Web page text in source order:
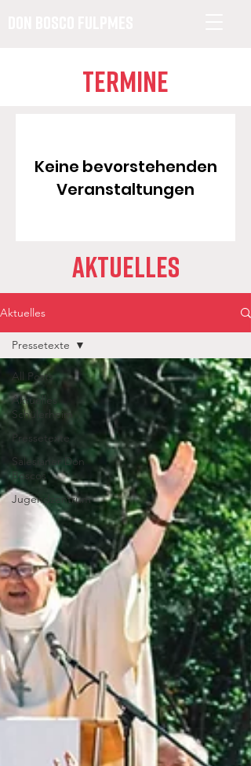
Termine
Keine bevorstehenden
Veranstaltungen
Aktuelles
Aktuelles
All Posts
Aktuelles
Schülerheim
Pressetexte
Salesianer Don
Boscos
Jugendzentrum
Pressetexte